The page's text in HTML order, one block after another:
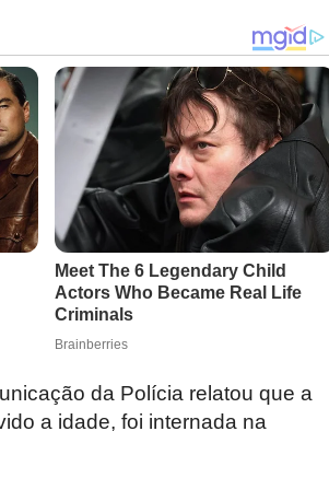
da Polícia relatou que a
a idade, foi internada na